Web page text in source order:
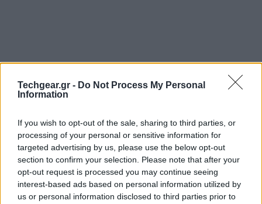
Techgear.gr - Do Not Process My Personal
Information
If you wish to opt-out of the sale, sharing to third parties, or
processing of your personal or sensitive information for
targeted advertising by us, please use the below opt-out
section to confirm your selection. Please note that after your
opt-out request is processed you may continue seeing
interest-based ads based on personal information utilized by
us or personal information disclosed to third parties prior to